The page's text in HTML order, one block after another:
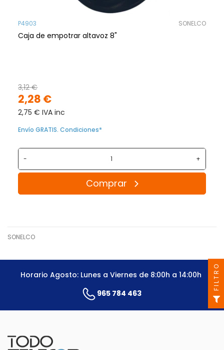
P4903 SONELCO
Caja de empotrar altavoz 8"
2,28 €
3,12 €
2,75 € IVA inc
Envío GRATIS. Condiciones*
- +
Comprar
SONELCO
Horario Agosto: Lunes a Viernes de 8:00h a 14:00h
965 784 463
FILTRO